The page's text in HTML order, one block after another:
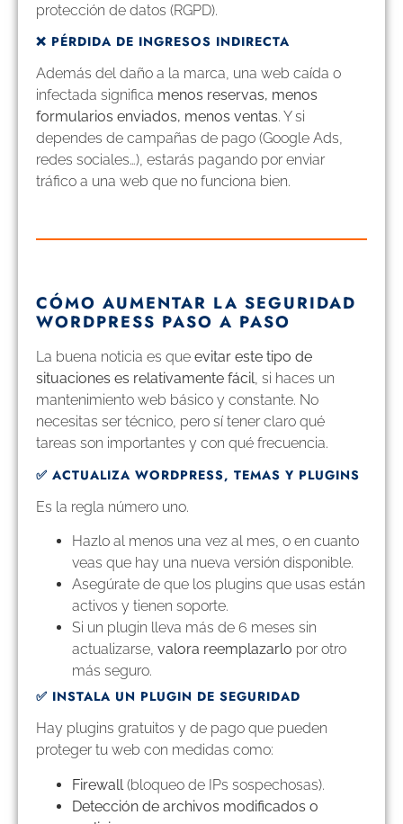
protección de datos (RGPD).
❌ PÉRDIDA DE INGRESOS INDIRECTA
Además del daño a la marca, una web caída o
infectada significa menos reservas, menos
formularios enviados, menos ventas. Y si
dependes de campañas de pago (Google Ads,
redes sociales…), estarás pagando por enviar
tráfico a una web que no funciona bien.
CÓMO AUMENTAR LA SEGURIDAD
WORDPRESS PASO A PASO
La buena noticia es que evitar este tipo de
situaciones es relativamente fácil, si haces un
mantenimiento web básico y constante. No
necesitas ser técnico, pero sí tener claro qué
tareas son importantes y con qué frecuencia.
✅ ACTUALIZA WORDPRESS, TEMAS Y PLUGINS
Es la regla número uno.
Hazlo al menos una vez al mes, o en cuanto
veas que hay una nueva versión disponible.
Asegúrate de que los plugins que usas están
activos y tienen soporte.
Si un plugin lleva más de 6 meses sin
actualizarse, valora reemplazarlo por otro
más seguro.
✅ INSTALA UN PLUGIN DE SEGURIDAD
Hay plugins gratuitos y de pago que pueden
proteger tu web con medidas como:
Firewall (bloqueo de IPs sospechosas).
Detección de archivos modificados o